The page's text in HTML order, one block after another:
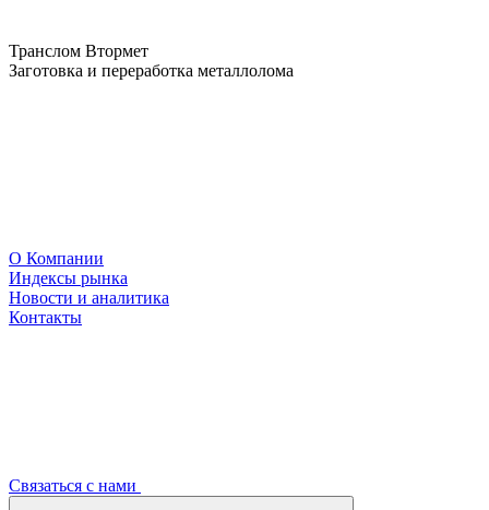
Транслом Втормет
Заготовка и переработка металлолома
О Компании
Индексы рынка
Новости и аналитика
Контакты
Связаться с нами